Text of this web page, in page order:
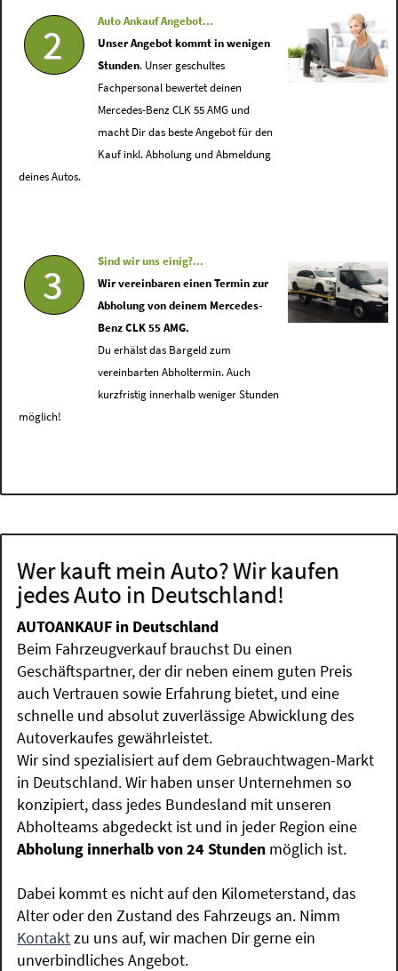
2
Auto Ankauf Angebot...
Unser Angebot kommt in wenigen
Stunden. Unser geschultes
Fachpersonal bewertet deinen
Mercedes-Benz CLK 55 AMG und
macht Dir das beste Angebot für den
Kauf inkl. Abholung und Abmeldung
deines Autos.
3
Sind wir uns einig?...
Wir vereinbaren einen Termin zur
Abholung von deinem Mercedes-
Benz CLK 55 AMG.
Du erhälst das Bargeld zum
vereinbarten Abholtermin. Auch
kurzfristig innerhalb weniger Stunden
möglich!
Wer kauft mein Auto? Wir kaufen
jedes Auto in Deutschland!
AUTOANKAUF in Deutschland
Beim Fahrzeugverkauf brauchst Du einen
Geschäftspartner, der dir neben einem guten Preis
auch Vertrauen sowie Erfahrung bietet, und eine
schnelle und absolut zuverlässige Abwicklung des
Autoverkaufes gewährleistet.
Wir sind spezialisiert auf dem Gebrauchtwagen-Markt
in Deutschland. Wir haben unser Unternehmen so
konzipiert, dass jedes Bundesland mit unseren
Abholteams abgedeckt ist und in jeder Region eine
Abholung innerhalb von 24 Stunden möglich ist.
Dabei kommt es nicht auf den Kilometerstand, das
Alter oder den Zustand des Fahrzeugs an. Nimm
Kontaktzu uns auf, wir machen Dir gerne ein
unverbindliches Angebot.